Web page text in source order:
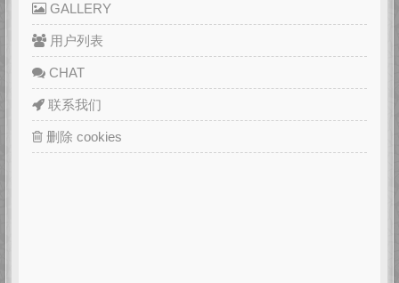
GALLERY
用户列表
CHAT
联系我们
删除 cookies